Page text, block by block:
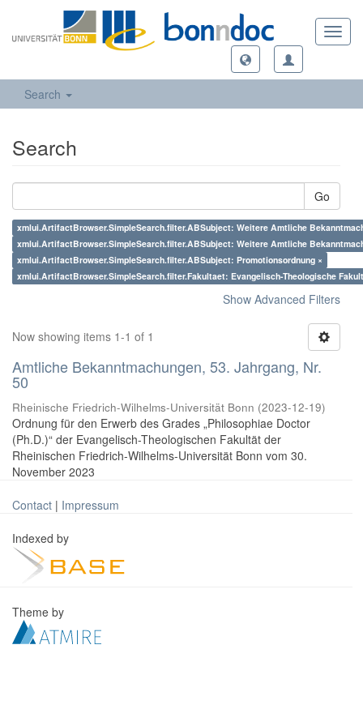
Search
Search
Go
xmlui.ArtifactBrowser.SimpleSearch.filter.ABSubject: Weitere Amtliche
xmlui.ArtifactBrowser.SimpleSearch.filter.ABSubject: Weitere Amtliche
xmlui.ArtifactBrowser.SimpleSearch.filter.ABSubject: Promotionsordnung ×
xmlui.ArtifactBrowser.SimpleSearch.filter.Fakultaet: Evangelisch-Theologische
Show Advanced Filters
Now showing items 1-1 of 1
Amtliche Bekanntmachungen, 53. Jahrgang, Nr.
50
Rheinische Friedrich-Wilhelms-Universität Bonn (2023-12-19)
Ordnung für den Erwerb des Grades „Philosophiae Doctor
(Ph.D.)“ der Evangelisch-Theologischen Fakultät der
Rheinischen Friedrich-Wilhelms-Universität Bonn vom 30.
November 2023
Contact | Impressum
Indexed by
Theme by